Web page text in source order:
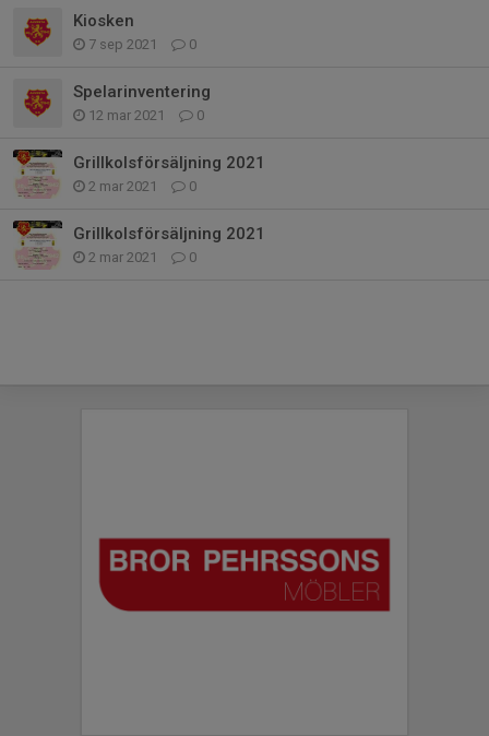
Kiosken
7 sep 2021 0
Spelarinventering
12 mar 2021 0
Grillkolsförsäljning 2021
2 mar 2021 0
Grillkolsförsäljning 2021
2 mar 2021 0